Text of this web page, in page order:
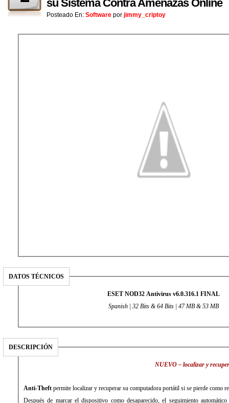
su Sistema Contra Amenazas Online
Posteado En: Software por jimmy_criptoy
DATOS TÉCNICOS
ESET NOD32 Antivirus v6.0.316.1 FINAL
Spanish | 32 Bits & 64 Bits | 47MB & 53 MB
DESCRIPCIÓN
NUEVO – localizar y
Anti-Theft permite localizar y recuperar su computadora portátil si se pierde como
Después de marcar el dispositivo como desaparecido, el seguimiento